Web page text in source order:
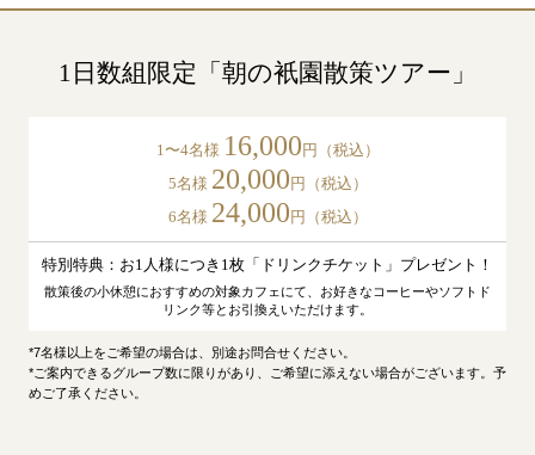
1日数組限定「朝の衹園散策ツアー」
1〜4名様 16,000円（税込）
5名様 20,000円（税込）
6名様 24,000円（税込）
特別特典：お1人様につき1枚「ドリンクチケット」プレゼント！
散策後の小休憩におすすめの対象カフェにて、お好きなコーヒーやソフトド
リンク等とお引換えいただけます。
*7名様以上をご希望の場合は、別途お問合せください。
*ご案内できるグループ数に限りがあり、ご希望に添えない場合がございます。予
めご了承ください。